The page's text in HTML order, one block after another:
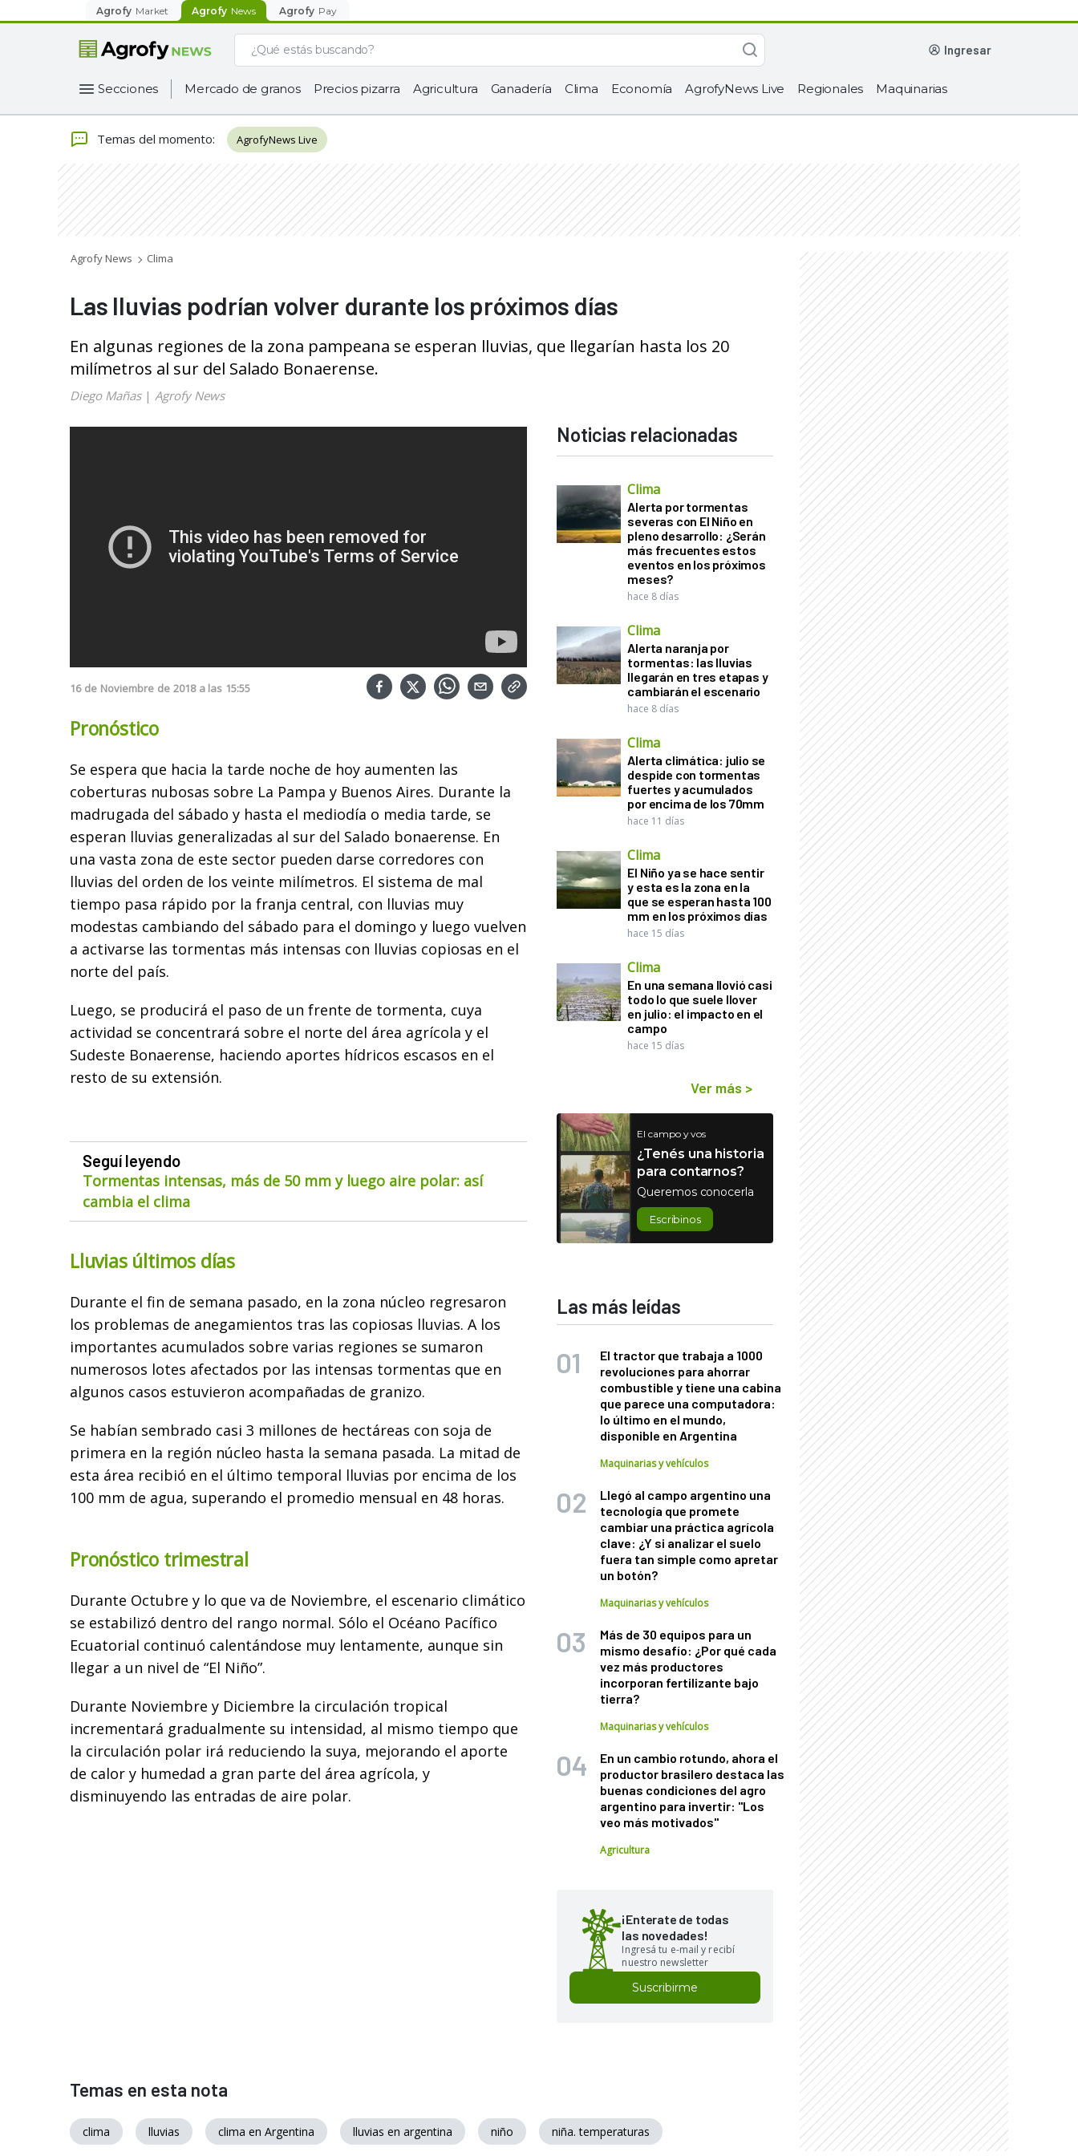
Agrofy Market Agrofy News Agrofy Pay
ingresar
Secciones Mercado de granos Precios pizarra Agricultura Ganadería Clima Economía AgrofyNews Live Regionales Maquinarias
Temas del momento: AgrofyNews Live
Agrofy News Clima
Las lluvias podrían volver durante los próximos días
En algunas regiones de la zona pampeana se esperan lluvias, que llegarían hasta los 20
milímetros al sur del Salado Bonaerense.
Diego Mañas| Agrofy News
16 de Noviembre de 2018 a las 15:55
Pronóstico
Se espera que hacia la tarde noche de hoy aumenten las
coberturas nubosas sobre La Pampa y Buenos Aires. Durante la
madrugada del sábado y hasta el mediodía o media tarde, se
esperan lluvias generalizadas al sur del Salado bonaerense. En
una vasta zona de este sector pueden darse corredores con
lluvias del orden de los veinte milímetros. El sistema de mal
tiempo pasa rápido por la franja central, con lluvias muy
modestas cambiando del sábado para el domingo y luego vuelven
a activarse las tormentas más intensas con lluvias copiosas en el
norte del país.
Luego, se producirá el paso de un frente de tormenta, cuya
actividad se concentrará sobre el norte del área agrícola y el
Sudeste Bonaerense, haciendo aportes hídricos escasos en el
resto de su extensión.
Seguí leyendo
Tormentas intensas, más de 50 mm y luego aire polar: así
cambia el clima
Lluvias últimos días
Durante el fin de semana pasado, en la zona núcleo regresaron
los problemas de anegamientos tras las copiosas lluvias. A los
importantes acumulados sobre varias regiones se sumaron
numerosos lotes afectados por las intensas tormentas que en
algunos casos estuvieron acompañadas de granizo.
Se habían sembrado casi 3 millones de hectáreas con soja de
primera en la región núcleo hasta la semana pasada. La mitad de
esta área recibió en el último temporal lluvias por encima de los
100 mm de agua, superando el promedio mensual en 48 horas.
Pronóstico trimestral
Durante Octubre y lo que va de Noviembre, el escenario climático
se estabilizó dentro del rango normal. Sólo el Océano Pacífico
Ecuatorial continuó calentándose muy lentamente, aunque sin
llegar a un nivel de “El Niño”.
Durante Noviembre y Diciembre la circulación tropical
incrementará gradualmente su intensidad, al mismo tiempo que
la circulación polar irá reduciendo la suya, mejorando el aporte
de calor y humedad a gran parte del área agrícola, y
disminuyendo las entradas de aire polar.
Noticias relacionadas
Clima
Alerta por tormentas
severas con El Niño en
pleno desarrollo: ¿Serán
más frecuentes estos
eventos en los próximos
meses?
hace 8 días
Clima
Alerta naranja por
tormentas: las lluvias
llegarán en tres etapas y
cambiarán el escenario
hace 8 días
Clima
Alerta climática: julio se
despide con tormentas
fuertes y acumulados
por encima de los 70mm
hace 11 días
Clima
El Niño ya se hace sentir
y esta es la zona en la
que se esperan hasta 100
mm en los próximos días
hace 15 días
Clima
En una semana llovió casi
todo lo que suele llover
en julio: el impacto en el
campo
hace 15 días
Ver más >
El campo y vos
¿Tenés una historia
para contarnos?
Queremos conocerla
Escribinos
Las más leídas
El tractor que trabaja a 1000
revoluciones para ahorrar
combustible y tiene una cabina
que parece una computadora:
lo último en el mundo,
disponible en Argentina
Maquinarias y vehículos
Llegó al campo argentino una
tecnología que promete
cambiar una práctica agrícola
clave: ¿Y si analizar el suelo
fuera tan simple como apretar
un botón?
Maquinarias y vehículos
Más de 30 equipos para un
mismo desafío: ¿Por qué cada
vez más productores
incorporan fertilizante bajo
tierra?
Maquinarias y vehículos
En un cambio rotundo, ahora el
productor brasilero destaca las
buenas condiciones del agro
argentino para invertir: "Los
veo más motivados"
Agricultura
¡Enterate de todas
las novedades!
Ingresá tu e-mail y recibí
nuestro newsletter
Suscribirme
Temas en esta nota
clima lluvias clima en Argentina lluvias en argentina niño niña. temperaturas